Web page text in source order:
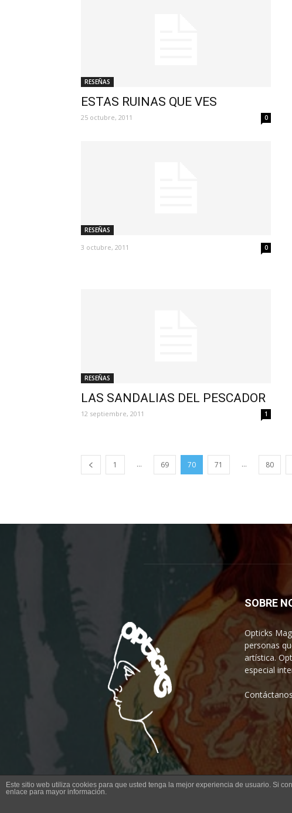
RESEÑAS
ESTAS RUINAS QUE VES
25 octubre, 2011 0
RESEÑAS
3 octubre, 2011 0
RESEÑAS
LAS SANDALIAS DEL PESCADOR
12 septiembre, 2011 1
1 ... 69 70 71 ... 80
SOBRE
Opticks
personas
artística.
especial
Este sitio web utiliza cookies para que usted tenga la mejor experiencia de usuario. Si
enlace para mayor información.